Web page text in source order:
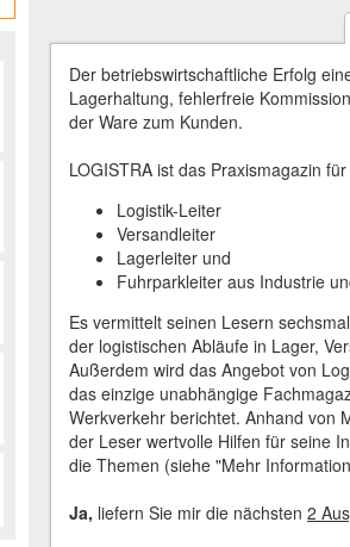
Der betriebswirtschaftliche Erfolg
Lagerhaltung, fehlerfreie
der Ware zum Kunden.
LOGISTRA ist das Praxismagazin für
Logistik-Leiter
Versandleiter
Lagerleiter und
Fuhrparkleiter aus Industrie
Es vermittelt seinen Lesern
der logistischen Abläufe in Lager,
Außerdem wird das Angebot von
das einzige unabhängige
Werkverkehr berichtet. Anhand von
der Leser wertvolle Hilfen für seine
die Themen (siehe "Mehr
Ja, liefern Sie mir die nächsten 2